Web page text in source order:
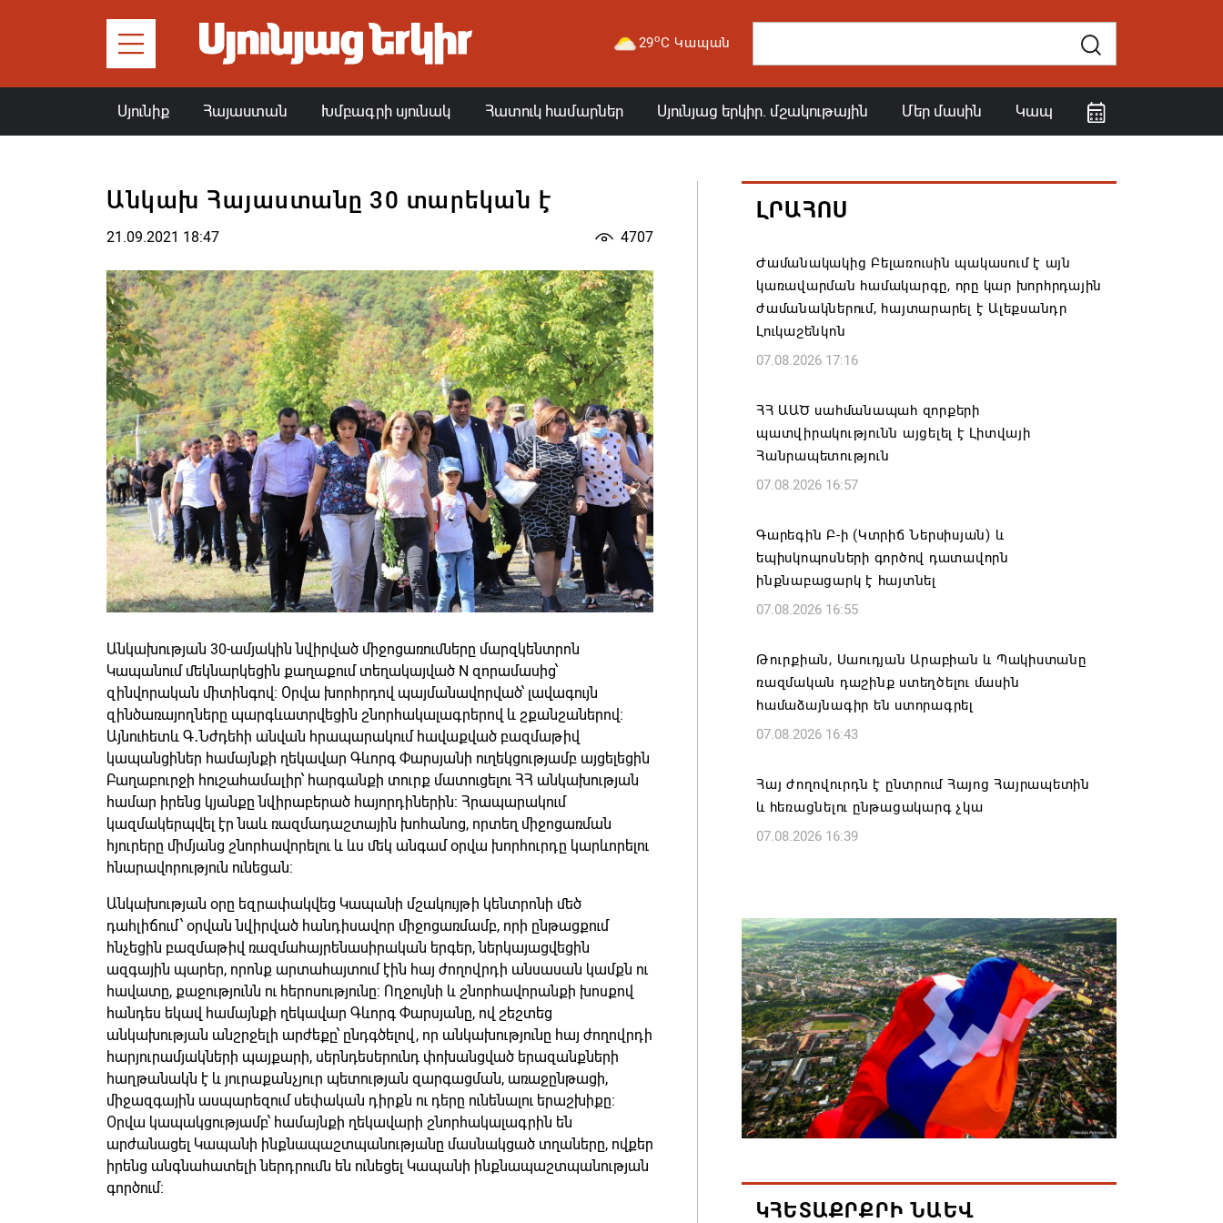
29oC Կապան
Սյունիք Հայաստան Խմբագրի սյունակ Հատուկ համարներ Սյունյաց երկիր. մշակութային Մեր մասին Կապ
Անկախ Հայաստանը 30 տարեկան է
21.09.2021 18:47 4707
Անկախության 30-ամյակին նվիրված միջոցառումները մարզկենտրոն
Կապանում մեկնարկեցին քաղաքում տեղակայված N զորամասից՝
զինվորական միտինգով։ Օրվա խորհրդով պայմանավորված՝ լավագույն
զինծառայողները պարգևատրվեցին շնորհակալագրերով և շքանշաներով։
Այնուհետև Գ․Նժդեհի անվան հրապարակում հավաքված բազմաթիվ
կապանցիներ համայնքի ղեկավար Գևորգ Փարսյանի ուղեկցությամբ այցելեցին
Բաղաբուրջի հուշահամալիր՝ հարգանքի տուրք մատուցելու ՀՀ անկախության
համար իրենց կյանքը նվիրաբերած հայորդիներին: Հրապարակում
կազմակերպվել էր նաև ռազմադաշտային խոհանոց, որտեղ միջոցառման
հյուրերը միմյանց շնորհավորելու և ևս մեկ անգամ օրվա խորհուրդը կարևորելու
հնարավորություն ունեցան:
Անկախության օրը եզրափակվեց Կապանի մշակույթի կենտրոնի մեծ
դահլիճում՝ օրվան նվիրված հանդիսավոր միջոցառմամբ, որի ընթացքում
հնչեցին բազմաթիվ ռազմահայրենասիրական երգեր, ներկայացվեցին
ազգային պարեր, որոնք արտահայտում էին հայ ժողովրդի անսասան կամքն ու
հավատը, քաջությունն ու հերոսությունը: Ողջույնի և շնորհավորանքի խոսքով
հանդես եկավ համայնքի ղեկավար Գևորգ Փարսյանը, ով շեշտեց
անկախության անշրջելի արժեքը՝ ընդգծելով, որ անկախությունը հայ ժողովրդի
հարյուրամյակների պայքարի, սերնդեսերունդ փոխանցված երազանքների
հաղթանակն է և յուրաքանչյուր պետության զարգացման, առաջընթացի,
միջազգային ասպարեզում սեփական դիրքն ու դերը ունենալու երաշխիքը։
Օրվա կապակցությամբ՝ համայնքի ղեկավարի շնորհակալագրին են
արժանացել Կապանի ինքնապաշտպանությանը մասնակցած տղաները, ովքեր
իրենց անգնահատելի ներդրումն են ունեցել Կապանի ինքնապաշտպանության
գործում։
ԼՐԱՀՈՍ
Ժամանակակից Բելառուսին պակասում է այն
կառավարման համակարգը, որը կար խորհրդային
ժամանակներում, հայտարարել է Ալեքսանդր
Լուկաշենկոն
07.08.2026 17:16
ՀՀ ԱԱԾ սահմանապահ զորքերի
պատվիրակությունն այցելել է Լիտվայի
Հանրապետություն
07.08.2026 16:57
Գարեգին Բ-ի (Կտրիճ Ներսիսյան) և
եպիսկոպոսների գործով դատավորն
ինքնաբացարկ է հայտնել
07.08.2026 16:55
Թուրքիան, Սաուդյան Արաբիան և Պակիստանը
ռազմական դաշինք ստեղծելու մասին
համաձայնագիր են ստորագրել
07.08.2026 16:43
Հայ ժողովուրդն է ընտրում Հայոց Հայրապետին
և հեռացնելու ընթացակարգ չկա
07.08.2026 16:39
07.08.2026 16:34
ՀՐԱՎԻՐՈՒՄ ԵՆՔ ՄԻԱՍԻՆ ՆՇԵԼՈՒ ՏԱՇՏՈՒՆ
ԲՆԱԿԱՎԱՅՐԻ ՕՐԸ
07.08.2026 16:21
Կապան համայնքի ղեկավար Գևորգ Փարսյանի
նախաձեռնությամբ ճանապարհաշինական
մեծածավալ աշխատանքներ՝ գյուղական
07.08.2026 16:09
ԿՀԵՏԱՔՐՔՐԻ ՆԱԵՎ